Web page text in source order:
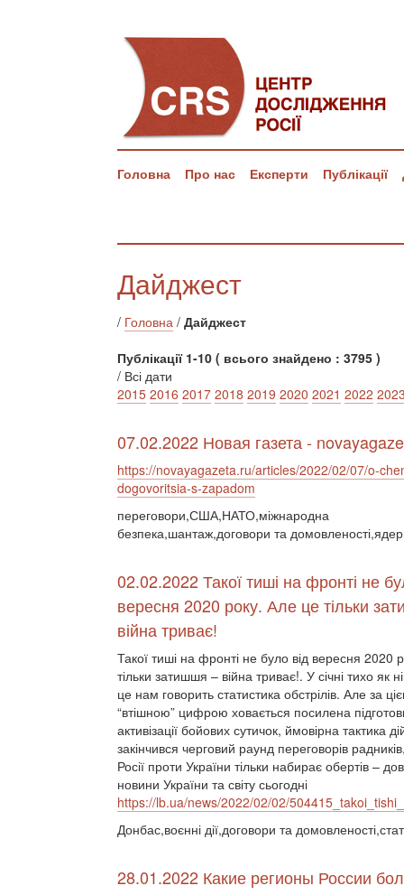
Головна Про нас Експерти Публікації
Дайджест
/ Головна / Дайджест
Публікації 1-10 ( всього знайдено : 3795 )
/ Всі дати
2015 2016 2017 2018 2019 2020 2021 2022
07.02.2022 Новая газета -
https://novayagazeta.ru/articles/2022/02/07/o-
dogovoritsia-s-zapadom
переговори,США,НАТО,міжнародна
безпека,шантаж,договори та
02.02.2022 Такої тиші на фронті не
вересня 2020 року. Але це тільки
війна триває!
Такої тиші на фронті не було від вересня 2020
тільки затишшя – війна триває!. У січні тихо як
це нам говорить статистика обстрілів. Але за
“втішною” цифрою ховається посилена
активізації бойових сутичок, ймовірна тактика
закінчився черговий раунд переговорів
Росії проти України тільки набирає обертів –
новини України та світу сьогодні
https://lb.ua/news/2022/02/02/
Донбас,воєнні дії,договори та
28.01.2022 Какие регионы России